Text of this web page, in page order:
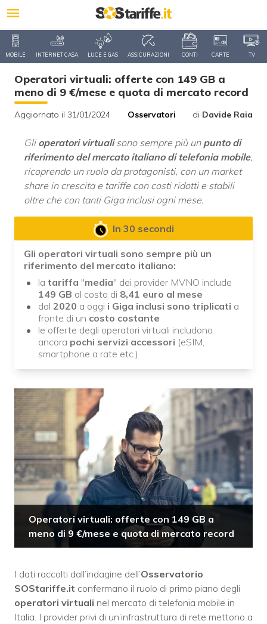
MOBILE INTERNET CASA LUCE E GAS ASSICURAZIONI CONTI CARTE TV
Operatori virtuali: offerte con 149 GB a
meno di 9 €/mese e quota di mercato record
Aggiornato il 31/01/2024 Osservatori di Davide Raia
Gli operatori virtualisono sempre più unpunto di
riferimento del mercato italiano di telefonia mobile,
ricoprendo un ruolo da protagonisti, con un market
share in crescita e tariffe con costi ridotti e stabili
oltre che con tanti Giga inclusi ogni mese.
In 30 secondi
Gli operatori virtuali sono sempre più un
riferimento del mercato italiano:
la tariffa "media" dei provider MVNO include
149 GB al costo di 8,41 euro al mese
dal 2020 a oggi i Giga inclusi sono triplicati a
fronte di un costo costante
le offerte degli operatori virtuali includono
ancora pochi servizi accessori (eSIM,
smartphone a rate etc.)
Operatori virtuali: offerte con 149 GB a
meno di 9 €/mese e quota di mercato record
I dati raccolti dall’indagine dell’Osservatorio
SOStariffe.it confermano il ruolo di primo piano degli
operatori virtuali nel mercato di telefonia mobile in
Italia. I provider privi di un’infrastruttura di rete mettono a